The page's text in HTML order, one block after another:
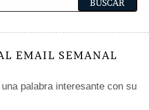
EMAIL SEMANAL
palabra interesante con su